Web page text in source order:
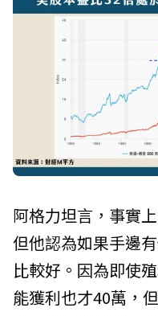
阿格力坦言，事實
但他認為如果手邊
比較好。因為即使
能獲利也才40萬，